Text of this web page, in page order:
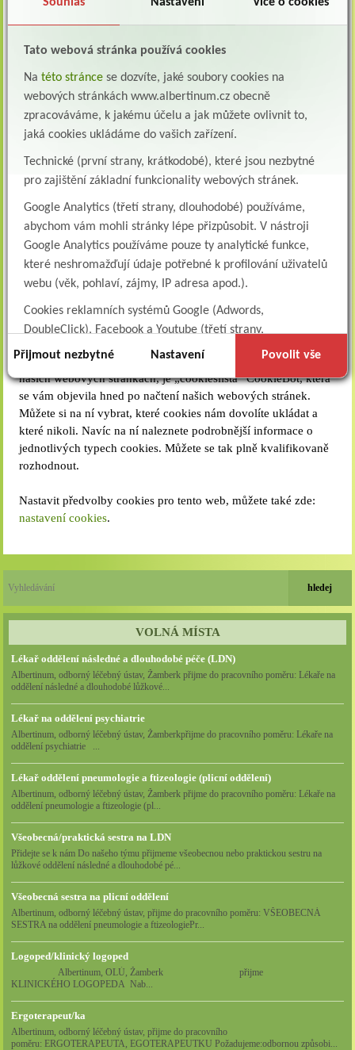
Všechny cookies, které ve vašem počítači jsou již uložené,
možnost blokace umisťování cookies do vašich zařízení. V
takovém případě ale nebudete moci využít všechny online
služby, které webové stránky či e-shopy běžně nabízí. Detailní
informace o nastavení ukládání souborů cookies ve vašem
prohlížeče po kliknutí na odkaz v seznamu níže.
– Chrome
– Firefox
– Internet Explorer
Podrobné informace o cookies naleznete na webových
stránkáchAboutCookies.org.
Další možností, jak ovlivnit nastavení cookies konkrétně na
našich webových stránkách, je „cookieslišta“ CookieBot, která
se vám objevila hned po načtení našich webových stránek.
Můžete si na ní vybrat, které cookies nám dovolíte ukládat a
které nikoli. Navíc na ní naleznete podrobnější informace o
jednotlivých typech cookies. Můžete se tak plně kvalifikovaně
rozhodnout.
Nastavit předvolby cookies pro tento web, můžete také zde:
nastavení cookies.
VOLNÁ MÍSTA
Lékař oddělení následné a dlouhodobé péče (LDN)
Albertinum, odborný léčebný ústav, Žamberk přijme do pracovního poměru: Lékaře na
oddělení následné a dlouhodobé lůžkové...
Lékař na oddělení psychiatrie
Albertinum, odborný léčebný ústav, Žamberkpřijme do pracovního poměru: Lékaře na
oddělení psychiatrie ...
Lékař oddělení pneumologie a ftizeologie (plicní oddělení)
Albertinum, odborný léčebný ústav, Žamberk přijme do pracovního poměru: Lékaře na
oddělení pneumologie a ftizeologie (pl...
Všeobecná/praktická sestra na LDN
Přidejte se k nám Do našeho týmu přijmeme všeobecnou nebo praktickou sestru na
lůžkové oddělení následné a dlouhodobé pé...
Všeobecná sestra na plicní oddělení
Albertinum, odborný léčebný ústav, přijme do pracovního poměru: VŠEOBECNÁ
SESTRA na oddělení pneumologie a ftizeologiePr...
Logoped/klinický logoped
Albertinum, OLÚ, Žamberk přijme
KLINICKÉHO LOGOPEDA Nab...
Ergoterapeut/ka
Albertinum, odborný léčebný ústav, přijme do pracovního
poměru: ERGOTERAPEUTA, EGOTERAPEUTKU Požadujeme:odbornou způsobi...
Tato webová stránka používá cookies
Na této stránce se dozvíte, jaké soubory cookies na
webových stránkách www.albertinum.cz obecně
zpracováváme, k jakému účelu a jak můžete ovlivnit to,
jaká cookies ukládáme do vašich zařízení.
Technické (první strany, krátkodobé), které jsou nezbytné
pro zajištění základní funkcionality webových stránek.
Google Analytics (třetí strany, dlouhodobé) používáme,
abychom vám mohli stránky lépe přizpůsobit. V nástroji
Google Analytics používáme pouze ty analytické funkce,
které neshromažďují údaje potřebné k profilování uživatelů
webu (věk, pohlaví, zájmy, IP adresa apod.).
Cookies reklamních systémů Google (Adwords,
DoubleClick), Facebook a Youtube (třetí strany,
dlouhodobé). Tyto
cookiesslouží k marketingovému
například prostřednictvím personalizované reklamy na
sociálních sítích.
Technické cookies lišty CookieBot (třetí strany, dlouhodobé),
díky které si naše webové stránky pamatují vaše volby
ohledně toho, s jakými (netechnickými) cookies nám
Cookies nikdy nepoužíváme k tomu, abychom vás osobně
nebo osobní data.
Přijmout nezbytné Nastavení Povolit vše